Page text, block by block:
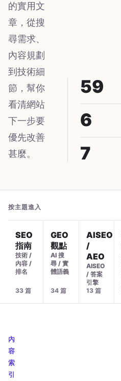
的實用文
章，從搜
尋需求、
內容規劃
到技術細
節，幫你
看清網站
下一步要
優先改善
甚麼。
59
6
7
按主題進入
SEO
指南
技術 /
內容 /
排名
33 篇
GEO
觀點
AI 搜
尋 / 實
體語義
34 篇
AISEO
/
AEO
AISEO
/ 答案
引擎
13 篇
內
容
索
引